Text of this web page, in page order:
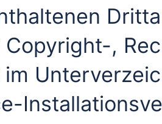
,